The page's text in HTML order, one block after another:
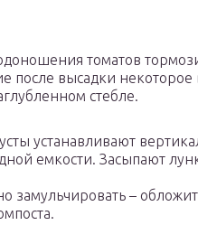
томатов
после высадки
стебле.
устанавливают
емкости. Засыпают
замульчировать –